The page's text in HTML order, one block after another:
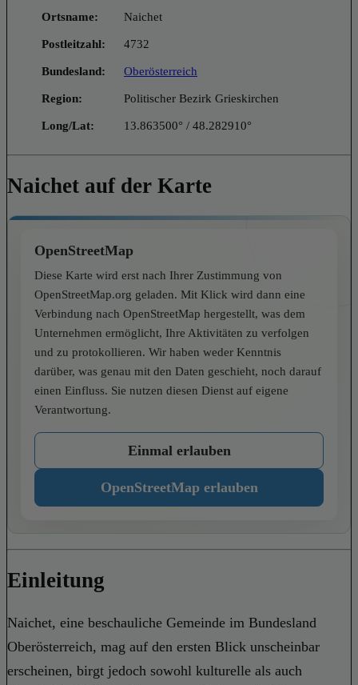
Ortsname: Naichet
Postleitzahl: 4732
Bundesland: Oberösterreich
Region: Politischer Bezirk Grieskirchen
Long/Lat: 13.863500° / 48.282910°
Naichet auf der Karte
OpenStreetMap
Diese Karte wird erst nach Ihrer Zustimmung von
OpenStreetMap.org geladen. Mit Klick wird dann eine
Verbindung nach OpenStreetMap hergestellt, was dem
Unternehmen ermöglicht, Ihre Aktivitäten zu verfolgen
und zu protokollieren. Wir haben weder Kenntnis
darüber, was genau mit den Daten geschieht, noch darauf
einen Einfluss. Sie nutzen diesen Dienst auf eigene
Verantwortung.
Einmal erlauben
OpenStreetMap erlauben
Einleitung
Naichet, eine beschauliche Gemeinde im Bundesland
Oberösterreich, mag auf den ersten Blick unscheinbar
erscheinen, birgt jedoch sowohl kulturelle als auch